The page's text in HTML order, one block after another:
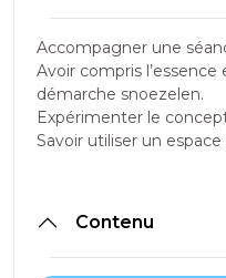
Accompagner une
Avoir compris
démarche snoezelen.
Expérimenter le
Savoir utiliser un
Contenu
DEMANDEZ LE DÉTAIL DU